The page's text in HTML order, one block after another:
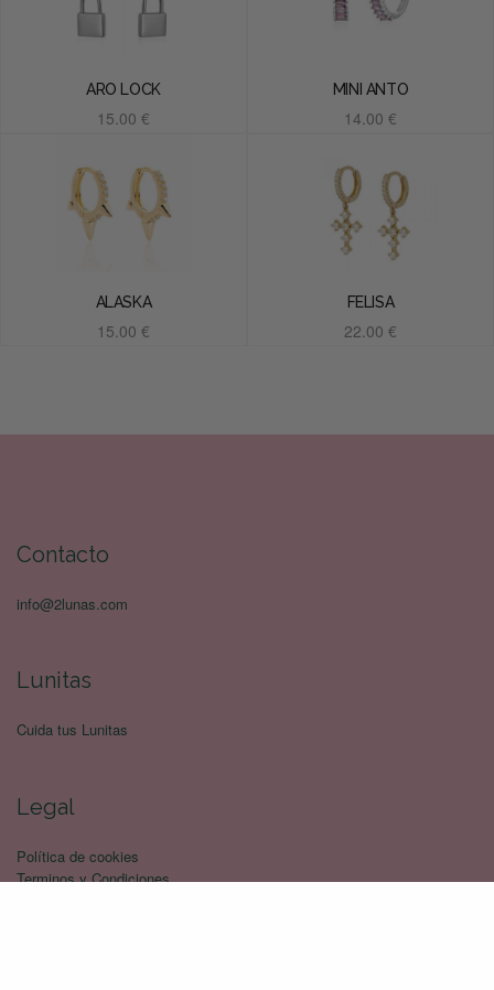
ARO LOCK
15.00 €
MINI ANTO
14.00 €
ALASKA
15.00 €
FELISA
22.00 €
Contacto
info@2lunas.com
Lunitas
Cuida tus Lunitas
Legal
Política de cookies
Terminos y Condiciones